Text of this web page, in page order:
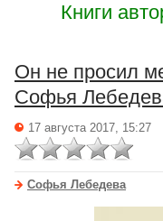
Книги
Он не просил
Софья
17 августа 2017, 15:27
Софья Лебедева